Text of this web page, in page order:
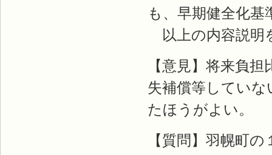
も、早期健全化
以上の内容説明
【意見】将来負
失補償等してい
たほうがよい。
【質問】羽幌町